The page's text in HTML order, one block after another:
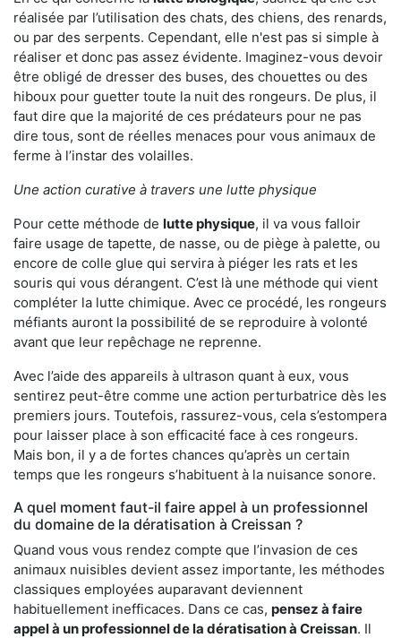
réalisée par l’utilisation des chats, des chiens, des renards,
ou par des serpents. Cependant, elle n'est pas si simple à
réaliser et donc pas assez évidente. Imaginez-vous devoir
être obligé de dresser des buses, des chouettes ou des
hiboux pour guetter toute la nuit des rongeurs. De plus, il
faut dire que la majorité de ces prédateurs pour ne pas
dire tous, sont de réelles menaces pour vous animaux de
ferme à l’instar des volailles.
Une action curative à travers une lutte physique
Pour cette méthode de lutte physique, il va vous falloir
faire usage de tapette, de nasse, ou de piège à palette, ou
encore de colle glue qui servira à piéger les rats et les
souris qui vous dérangent. C’est là une méthode qui vient
compléter la lutte chimique. Avec ce procédé, les rongeurs
méfiants auront la possibilité de se reproduire à volonté
avant que leur repêchage ne reprenne.
Avec l’aide des appareils à ultrason quant à eux, vous
sentirez peut-être comme une action perturbatrice dès les
premiers jours. Toutefois, rassurez-vous, cela s’estompera
pour laisser place à son efficacité face à ces rongeurs.
Mais bon, il y a de fortes chances qu’après un certain
temps que les rongeurs s’habituent à la nuisance sonore.
A quel moment faut-il faire appel à un professionnel
du domaine de la dératisation à Creissan ?
Quand vous vous rendez compte que l’invasion de ces
animaux nuisibles devient assez importante, les méthodes
classiques employées auparavant deviennent
habituellement inefficaces. Dans ce cas, pensez à faire
appel à un professionnel de la dératisation à Creissan. Il